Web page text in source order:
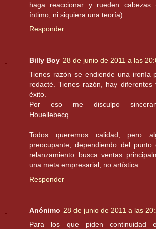
haga reaccionar y rueden
íntimo, ni siquiera una teoría).
Responder
Billy Boy 28 de junio de 2011 a las
Tienes razón se endiende una ironía
redacté. Tienes razón, hay
èxito.
Por eso me disculpo
Houellebecq.
Todos queremos calidad, pero
preocupante, dependiendo del
relanzamiento busca ventas
una meta empresarial, no artística.
Responder
Anónimo 28 de junio de 2011 a las
Para los que piden continuidad